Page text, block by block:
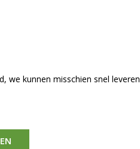
we kunnen misschien snel leveren